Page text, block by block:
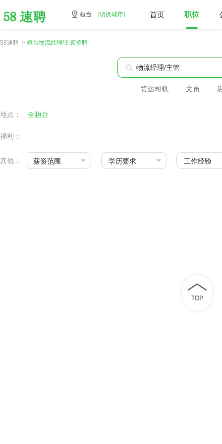
桓台 [切换城市] 首页 职位
58速聘 > 桓台物流经理/主管招聘
货运司机 文员
地点： 全桓台
福利：
其他： 薪资范围 学历要求 工作经验